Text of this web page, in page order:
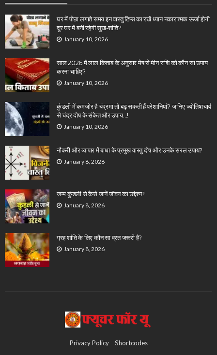
घर में पोछा लगाते समय इन वास्तु टिप्स का रखें ध्यान नकारात्मक ऊर्जा होगी
दूर घर में बनी रहेगी सुख-शांति?
January 10, 2026
साल 2026 में लाल किताब के अनुसार मेष से मीन राशि को कौन सा उपाय
करना चाहिए?
January 10, 2026
कुंडली में कमजोर है चंद्रमा तो बढ़ सकती हैं परेशानियां? जानिए ज्योतिषाचार्य
से चंद्र दोष के संकेत और उपाय…!
January 10, 2026
नौकरी और व्यापार में बाधा के प्रमुख वास्तु दोष और उनके सरल उपाय?
January 8, 2026
जन्म कुंडली से कैसे जानें जीवन का उद्देश्य?
January 8, 2026
ग्रह शांति के लिए कौन सा व्रत जरूरी है?
January 8, 2026
Privacy Policy Shortcodes